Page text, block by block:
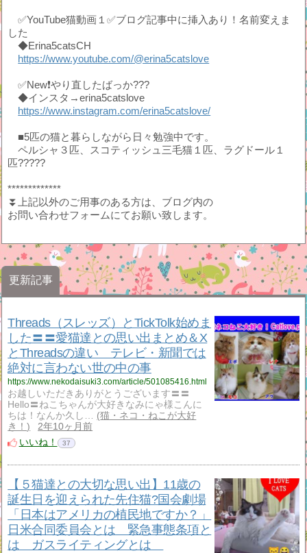
✅YouTube猫動画１✅ブログ記事中に挿入あり！名前変えま
した
◆Erina5catsCH
https://www.youtube.com/@erina5catslove
✅New❗やり直したばっか???
◆インスタ→erina5catslove
https://www.instagram.com/erina5catslove/
■5匹の猫と暮らしながら日々勉強中です。
ペルシャ３匹、スコティッシュ三毛猫１匹、ラグドール１
匹?????
*************
⏬上記以外のご用事のある方は、ブログ内の
お問い合わせフォームにてお願い致します。
更新記事
Threads（スレッズ）とTickTolk始めま
した〓〓愛猫達との思い出まとめ＆X
とThreadsの違い テレビ・新聞では
絶対に言わない世の中の事
https://www.nekodaisuki3.com/article/501085416.html
お越しいただきありがとうございます〓〓
Hello〓ねこちゃんが大好きなみにゃ様こんに
ちは！なんか久し…
猫・ネコ・ねこが大好
き！
2年10ヶ月前
いいね！
37
【５猫達との大切な思い出】11歳の
誕生日を迎えられた先住猫?国会劇場
「日本はアメリカの植民地ですか？」
日米合同委員会とは 緊急事態条項と
は ガスライティングとは